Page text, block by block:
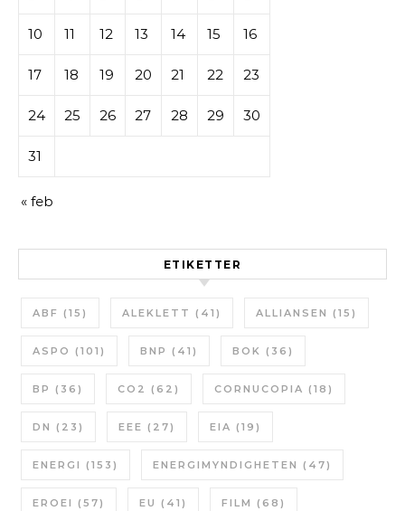
10 11 12 13 14 15 16
17 18 19 20 21 22 23
24 25 26 27 28 29 30
31
« feb
ETIKETTER
ABF (15) ALEKLETT (41) ALLIANSEN (15)
ASPO (101) BNP (41) BOK (36)
BP (36) CO2 (62) CORNUCOPIA (18)
DN (23) EEE (27) EIA (19)
ENERGI (153) ENERGIMYNDIGHETEN (47)
EROEI (57) EU (41) FILM (68)